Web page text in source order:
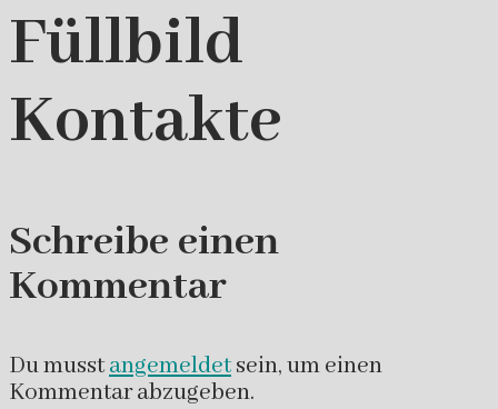
Füllbild
Kontakte
Schreibe einen
Kommentar
Du musstangemeldetsein, um einen
Kommentar abzugeben.